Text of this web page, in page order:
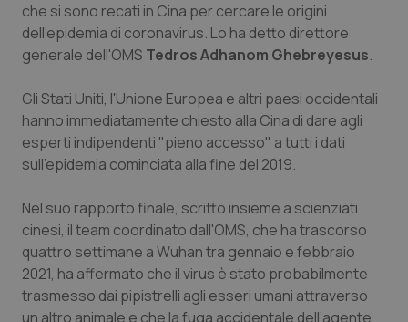
Calabria
Emilia-Romagna
Friuli Venezia Giulia
Lazio
Liguria
Lombardia
Asma & BPCO
Colesterolo & coronaropatie
Dermatite Atopica
Diabete & glucometri
Disturbi dell’umore
Dolore
che si sono recati in Cina per cercare le origini
dell'epidemia di coronavirus. Lo ha detto direttore
generale dell'OMS Tedros Adhanom Ghebreyesus.
Gli Stati Uniti, l'Unione Europea e altri paesi occidentali
hanno immediatamente chiesto alla Cina di dare agli
esperti indipendenti "pieno accesso" a tutti i dati
sull'epidemia cominciata alla fine del 2019.
Nel suo rapporto finale, scritto insieme a scienziati
cinesi, il team coordinato dall'OMS, che ha trascorso
quattro settimane a Wuhan tra gennaio e febbraio
2021, ha affermato che il virus è stato probabilmente
trasmesso dai pipistrelli agli esseri umani attraverso
un altro animale e che la fuga accidentale dell’agente